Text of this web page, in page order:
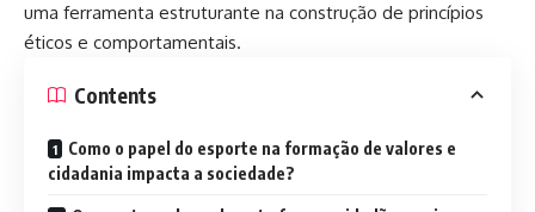
uma ferramenta estruturante na construção de princípios
éticos e comportamentais.
Contents
Como o papel do esporte na formação de valores e
cidadania impacta a sociedade?